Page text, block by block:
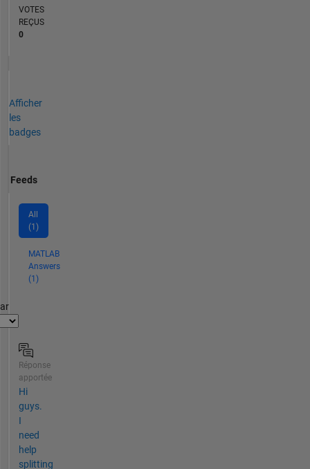
VOTES
REÇUS
0
Afficher
les
badges
Feeds
All
(1)
MATLAB
Answers
(1)
Réponse
apportée
Hi
guys.
I
need
help
splitting